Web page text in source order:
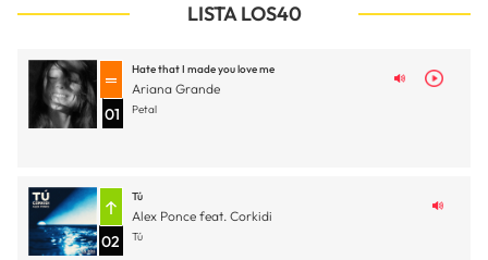
LISTA LOS40
01
Hate that I made you love me
Ariana Grande
Petal
02
Tú
Alex Ponce feat. Corkidi
Tú